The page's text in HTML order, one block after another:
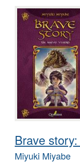
Brave
Miyuki Miyabe